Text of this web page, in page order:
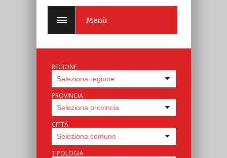
Menù
REGIONE
PROVINCIA
CITTÀ
TIPOLOGIA